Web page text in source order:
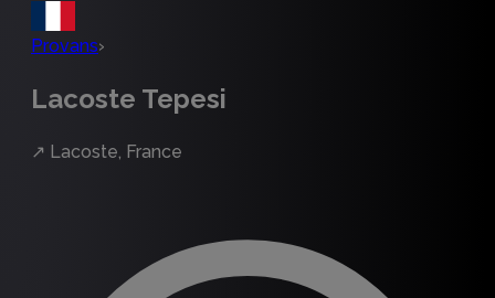
Provans›
Lacoste Tepesi
↗ Lacoste, France